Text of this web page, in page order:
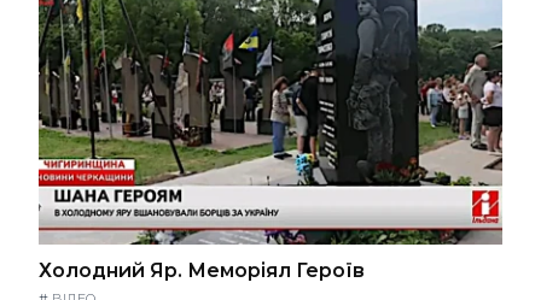
Холодний Яр. Меморіял Героїв